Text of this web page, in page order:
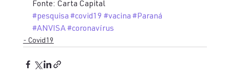
Fonte: Carta Capital
#pesquisa #covid19 #vacina #Paraná
#ANVISA #coronavírus
- Covid19